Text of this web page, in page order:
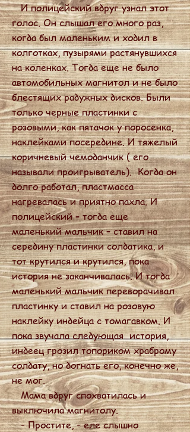
И полицейский вдруг узнал этот
голос. Он слышал его много раз,
когда был маленьким и ходил в
колготках, пузырями растянувшихся
на коленках. Тогда еще не было
автомобильных магнитол и не было
блестящих радужных дисков. Были
только черные пластинки с
розовыми, как пятачок у поросенка,
наклейками посередине. И тяжелый
коричневый чемоданчик ( его
называли проигрыватель). Когда он
долго работал, пластмасса
нагревалась и приятно пахла. И
полицейский – тогда еще
маленький мальчик – ставил на
середину пластинки солдатика, и
тот крутился и крутился, пока
история не заканчивалась. И тогда
маленький мальчик переворачивал
пластинку и ставил на розовую
наклейку индейца с томагавком. И
пока звучала следующая история,
индеец грозил топориком храброму
солдату, но догнать его, конечно же,
не мог.
Мама вдруг спохватилась и
выключила магнитолу.
- Простите, - еле слышно